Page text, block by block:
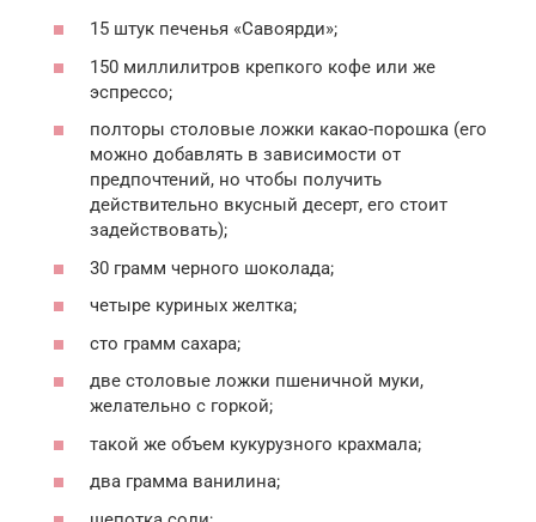
15 штук печенья «Савоярди»;
150 миллилитров крепкого кофе или же
эспрессо;
полторы столовые ложки какао-порошка (его
можно добавлять в зависимости от
предпочтений, но чтобы получить
действительно вкусный десерт, его стоит
задействовать);
30 грамм черного шоколада;
четыре куриных желтка;
сто грамм сахара;
две столовые ложки пшеничной муки,
желательно с горкой;
такой же объем кукурузного крахмала;
два грамма ванилина;